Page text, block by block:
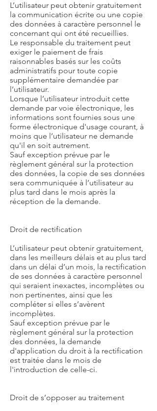
L’utilisateur peut obtenir gratuitement
la communication écrite ou une copie
des données à caractère personnel le
concernant qui ont été recueillies.
Le responsable du traitement peut
exiger le paiement de frais
raisonnables basés sur les coûts
administratifs pour toute copie
supplémentaire demandée par
l’utilisateur.
Lorsque l’utilisateur introduit cette
demande par voie électronique, les
informations sont fournies sous une
forme électronique d'usage courant, à
moins que l’utilisateur ne demande
qu'il en soit autrement.
Sauf exception prévue par le
règlement général sur la protection
des données, la copie de ses données
sera communiquée à l’utilisateur au
plus tard dans le mois après la
réception de la demande.
Droit de rectification
L’utilisateur peut obtenir gratuitement,
dans les meilleurs délais et au plus tard
dans un délai d’un mois, la rectification
de ses données à caractère personnel
qui seraient inexactes, incomplètes ou
non pertinentes, ainsi que les
compléter si elles s’avèrent
incomplètes.
Sauf exception prévue par le
règlement général sur la protection
des données, la demande
d'application du droit à la rectification
est traitée dans le mois de
l'introduction de celle-ci.
Droit de s’opposer au traitement